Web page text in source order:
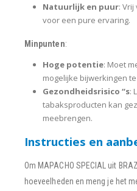
Natuurlijk en puur:
voor een pure ervaring.
Minpunten:
Hoge potentie: Moet
mogelijke bijwerkingen
Gezondheidsrisico “s:
tabaksproducten kan
meebrengen.
Instructies en
Om MAPACHO SPECIAL uit
hoeveelheden en meng je het